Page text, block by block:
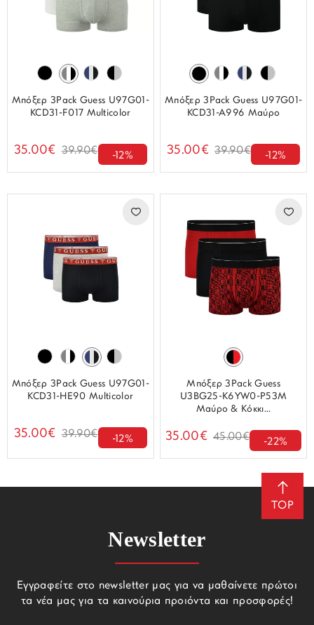
Μπόξερ 3Pack Guess U97G01-
KCD31-F017 Multicolor
35.00€ 39.90€ -12%
Μπόξερ 3Pack Guess U97G01-
KCD31-A996 Μαύρο
35.00€ 39.90€ -12%
Μπόξερ 3Pack Guess U97G01-
KCD31-HE90 Multicolor
35.00€ 39.90€ -12%
Μπόξερ 3Pack Guess
U3BG25-K6YW0-P53M
Μαύρο & Κόκκι...
35.00€ 45.00€ -22%
TOP
Newsletter
Εγγραφείτε στο newsletter μας για να μαθαίνετε πρώτοι
τα νέα μας για τα καινούρια προιόντα και προσφορές!